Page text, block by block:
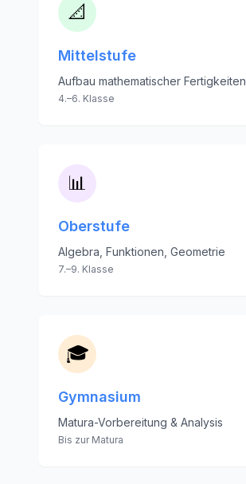
📐
Mittelstufe
Aufbau mathematischer Fertigkeiten
4.–6. Klasse
📊
Oberstufe
Algebra, Funktionen, Geometrie
7.–9. Klasse
🎓
Gymnasium
Matura-Vorbereitung & Analysis
Bis zur Matura